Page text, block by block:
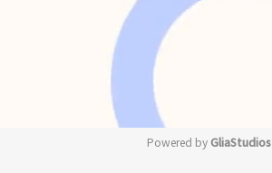
Powered by GliaStudios